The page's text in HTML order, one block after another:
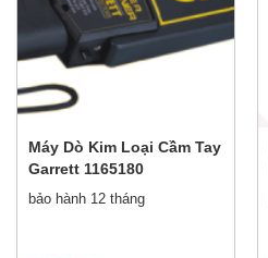
Máy Dò Kim Loại Cầm Tay
Garrett 1165180
bảo hành 12 tháng